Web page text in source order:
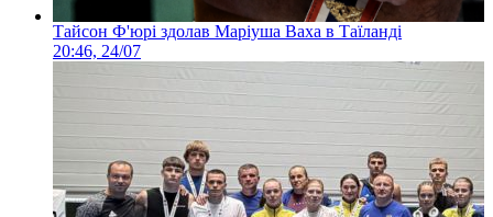
Тайсон Ф'юрі здолав Маріуша Ваха в Таїланді
20:46, 24/07